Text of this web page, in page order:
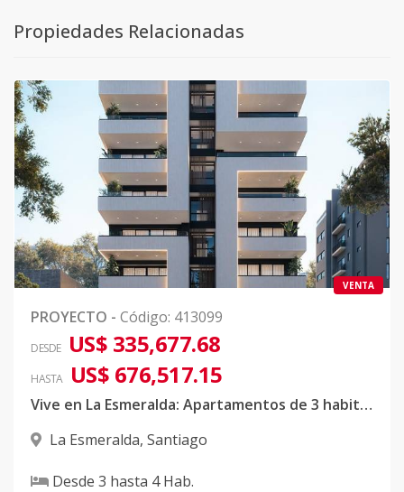
Propiedades Relacionadas
VENTA
PROYECTO - Código: 413099
DESDE US$ 335,677.68
HASTA US$ 676,517.15
Vive en La Esmeralda: Apartamentos de 3 habitaciones y Penthouse de lujo en Santiago
La Esmeralda, Santiago
Desde 3 hasta 4Hab.